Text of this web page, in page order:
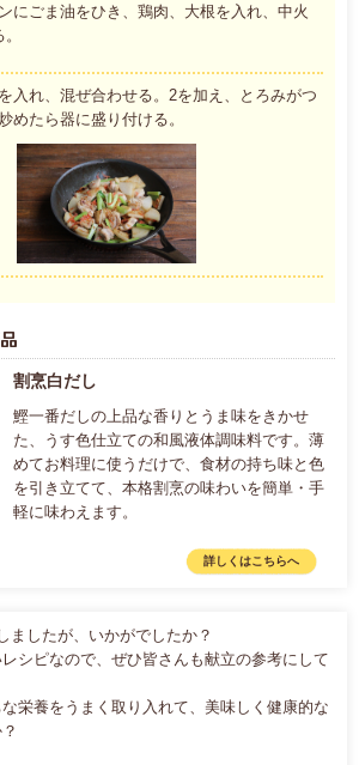
にごま油をひき、鶏肉、大根を入れ、中火
入れ、混ぜ合わせる。2を加え、とろみがつ
めたら器に盛り付ける。
割烹白だし
鰹一番だしの上品な香りとうま味をきかせ
た、うす色仕立ての和風液体調味料です。薄
めてお料理に使うだけで、食材の持ち味と色
を引き立てて、本格割烹の味わいを簡単・手
軽に味わえます。
詳しくはこちらへ
ましたが、いかがでしたか？
シピなので、ぜひ皆さんも献立の参考にして
栄養をうまく取り入れて、美味しく健康的な